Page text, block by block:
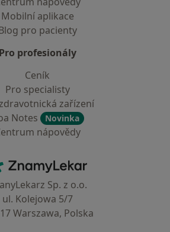
Mobilní aplikace
pro pacienty
Pro profesionály
Ceník
Pro specialisty
zařízení
Notes
Novinka
nápovědy
ZnamyLekar - Hlavní stránka
Sp. z o.o.
ul. Kolejowa 5/7
Warszawa, Polska